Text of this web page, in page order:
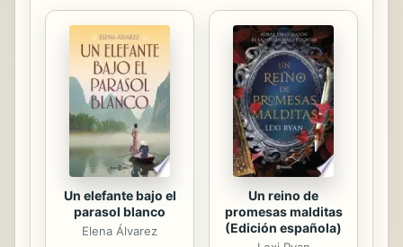
revelador libro, la psicóloga
motivacional Heidi Grant nos
descubre las 9 cosas que la gente
exitosa hace de manera diferente,
sus estrategias y objetivos, y así
poder aplicarlas en nuestro
beneficio.
Un elefante bajo el
parasol blanco
Elena Álvarez
Un reino de
promesas malditas
(Edición española)